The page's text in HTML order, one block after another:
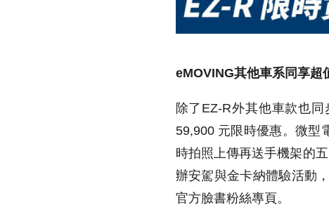
eMOVING其他車系同享超
除了 EZ-R外其他車款也同
59,900 元限時優惠。微型
時拍照上傳再送手機架的
辦安駕與金卡納體驗活動
官方臉書粉絲專頁。